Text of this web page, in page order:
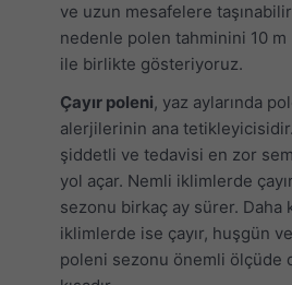
ve uzun mesafelere
nedenle polen tahminini 10 m
ile birlikte gösteriyoruz.
Çayır poleni, yaz aylarında
alerjilerinin ana
şiddetli ve tedavisi en zor
yol açar. Nemli iklimlerde
sezonu birkaç ay sürer. Daha
iklimlerde ise çayır, huşgün
poleni sezonu önemli ölçüde